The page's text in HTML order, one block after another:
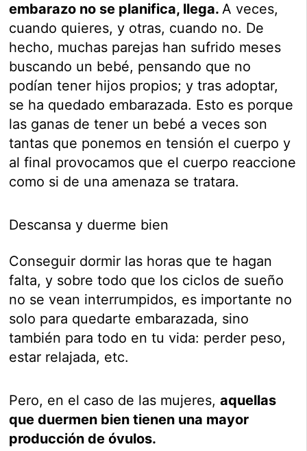
embarazo no se planifica, llega.A veces,
cuando quieres, y otras, cuando no. De
hecho, muchas parejas han sufrido meses
buscando un bebé, pensando que no
podían tener hijos propios; y tras adoptar,
se ha quedado embarazada. Esto es porque
las ganas de tener un bebé a veces son
tantas que ponemos en tensión el cuerpo y
al final provocamos que el cuerpo reaccione
como si de una amenaza se tratara.
Descansa y duerme bien
Conseguir dormir las horas que te hagan
falta, y sobre todo que los ciclos de sueño
no se vean interrumpidos, es importante no
solo para quedarte embarazada, sino
también para todo en tu vida: perder peso,
estar relajada, etc.
Pero, en el caso de las mujeres,aquellas
que duermen bien tienen una mayor
producción de óvulos.